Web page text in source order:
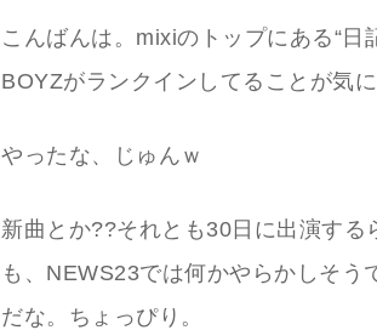
こんばんは。mixiのトップにある“
BOYZがランクインしてることが気
やったな、じゅんｗ
新曲とか??それとも30日に出演す
も、NEWS23では何かやらかしそ
だな。ちょっぴり。